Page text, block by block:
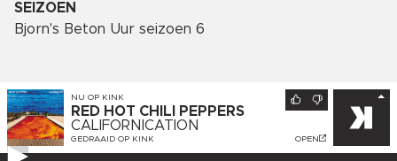
SEIZOEN
Bjorn's Beton Uur seizoen 6
NU OP KINK
RED HOT CHILI PEPPERS
CALIFORNICATION
GEDRAAID OP KINK OPEN